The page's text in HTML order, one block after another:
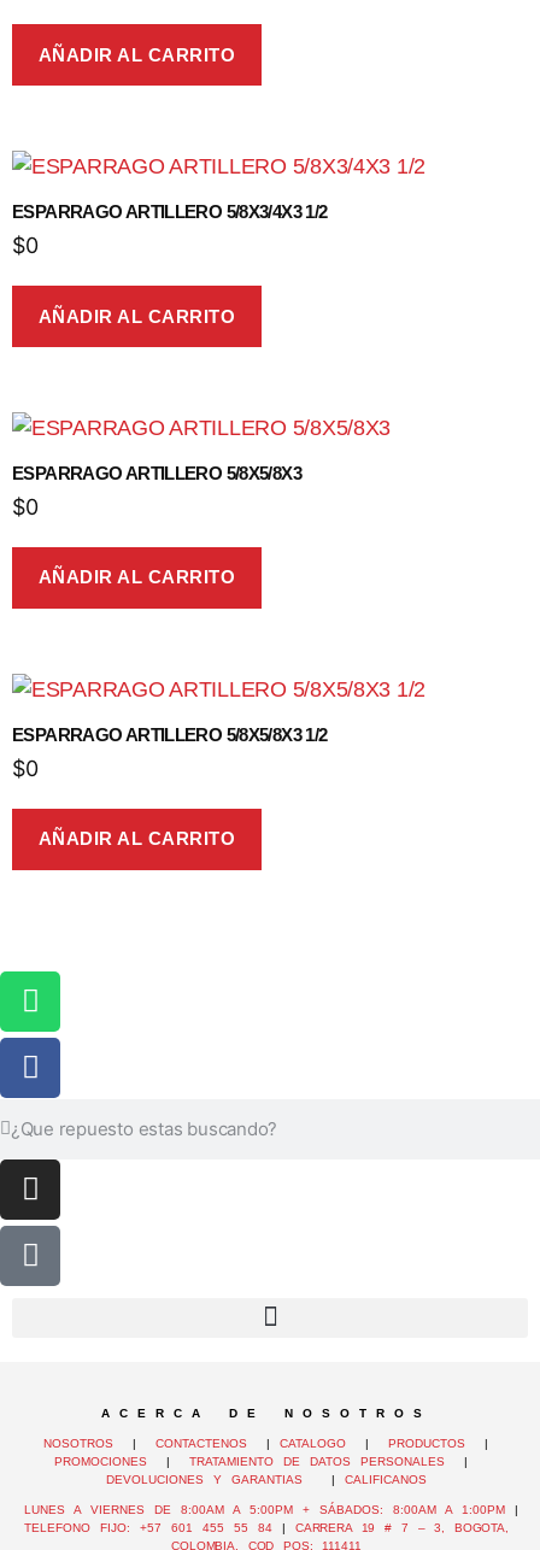
AÑADIR AL CARRITO
ESPARRAGO ARTILLERO 5/8X3/4X3 1/2
$0
AÑADIR AL CARRITO
ESPARRAGO ARTILLERO 5/8X5/8X3
$0
AÑADIR AL CARRITO
ESPARRAGO ARTILLERO 5/8X5/8X3 1/2
$0
AÑADIR AL CARRITO
A C E R C A D E N O S O T R O S
NOSOTROS |CONTACTENOS |CATALOGO |PRODUCTOS
|
PROMOCIONES
|TRATAMIENTO DE DATOS PERSONALES
|
DEVOLUCIONES Y GARANTIAS
| CALIFICANOS
LUNES A VIERNES DE 8:00AM A 5:00PM + SÁBADOS: 8:00AM A 1:00PM|
TELEFONO FIJO: +57 601 455 55 84| CARRERA 19 # 7 – 3, BOGOTA,
COLOMBIA, COD POS: 111411